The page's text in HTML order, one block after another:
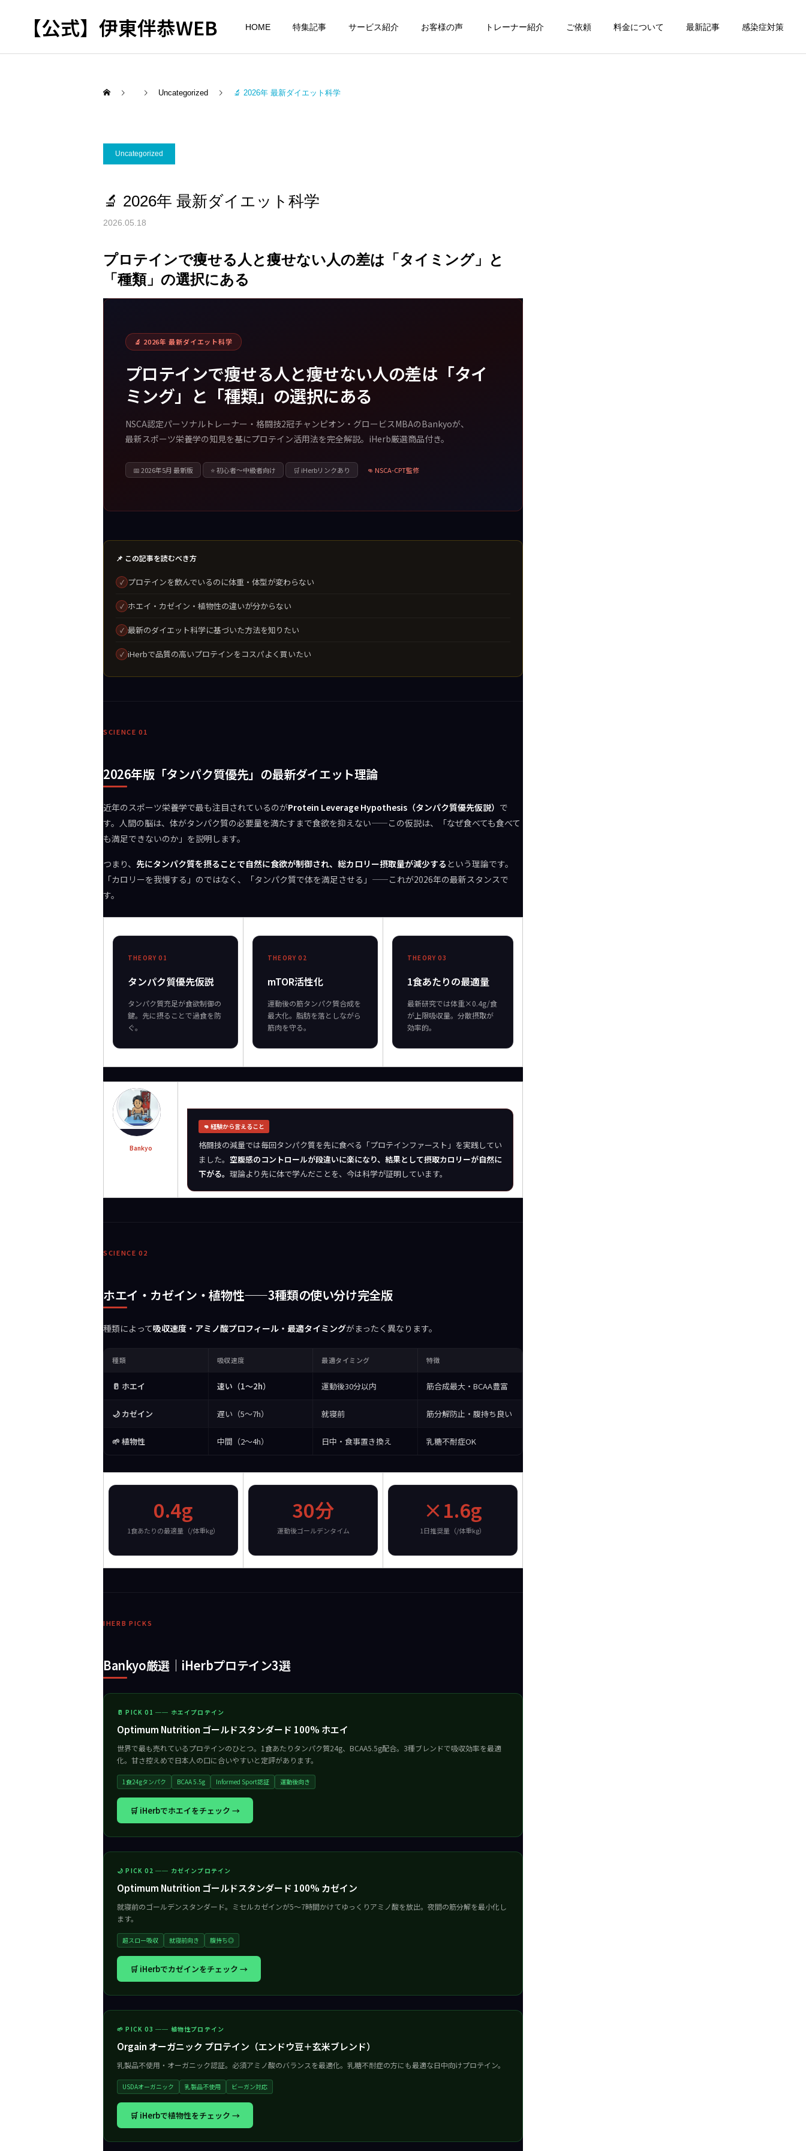
【公式】伊東伴恭WEB HOME 特集記事 サービス紹介 お客様の声 トレーナー紹介 ご依頼 料金について 最新記事 感染症対策
出張 講演 セミナー
パーソナルトレーニ
痩せますか？｜元日本王者
び方｜失敗しない7つの確
Uncategorized 🔬 2026年 最新ダイエット科学
Uncategorized
🔬 2026年 最新ダイエット科学
2026.05.18
プロテインで痩せる人と痩せない人の差は「タイミング」と
「種類」の選択にある
🔬 2026年 最新ダイエット科学
プロテインで痩せる人と痩せない人の差は「タイ
ミング」と「種類」の選択にある
NSCA認定パーソナルトレーナー・格闘技2冠チャンピオン・グロービスMBAのBankyoが、
最新スポーツ栄養学の知見を基にプロテイン活用法を完全解説。iHerb厳選商品付き。
📅 2026年5月 最新版 ⭐ 初心者〜中級者向け 🛒 iHerbリンクあり 👊 NSCA-CPT監修
📌 この記事を読むべき方
✓ プロテインを飲んでいるのに体重・体型が変わらない
✓ ホエイ・カゼイン・植物性の違いが分からない
✓ 最新のダイエット科学に基づいた方法を知りたい
✓ iHerbで品質の高いプロテインをコスパよく買いたい
SCIENCE 01
2026年版「タンパク質優先」の最新ダイエット理論
近年のスポーツ栄養学で最も注目されているのがProtein Leverage Hypothesis（タンパク質優先仮説） で
す。人間の脳は、体がタンパク質の必要量を満たすまで食欲を抑えない——この仮説は、「なぜ食べても食べて
も満足できないのか」を説明します。
つまり、 先にタンパク質を摂ることで自然に食欲が制御され、総カロリー摂取量が減少する という理論です。
「カロリーを我慢する」のではなく、「タンパク質で体を満足させる」——これが2026年の最新スタンスで
す。
THEORY 01
タンパク質優先仮説
タンパク質充足が食欲制御の
鍵。先に摂ることで過食を防
ぐ。
THEORY 02
mTOR活性化
運動後の筋タンパク質合成を
最大化。脂肪を落としながら
筋肉を守る。
THEORY 03
1食あたりの最適量
最新研究では体重×0.4g/食
が上限吸収量。分散摂取が
効率的。
Bankyo
👊 経験から言えること
格闘技の減量では毎回タンパク質を先に食べる「プロテインファースト」を実践してい
ました。 空腹感のコントロールが段違いに楽になり、結果として摂取カロリーが自然に
下がる。 理論より先に体で学んだことを、今は科学が証明しています。
SCIENCE 02
ホエイ・カゼイン・植物性——3種類の使い分け完全版
種類によって吸収速度・アミノ酸プロフィール・最適タイミングがまったく異なります。
種類 吸収速度 最適タイミング 特徴
🥛 ホエイ 速い（1〜2h） 運動後30分以内 筋合成最大・BCAA豊富
🌙 カゼイン 遅い（5〜7h） 就寝前 筋分解防止・腹持ち良い
🌱 植物性 中間（2〜4h） 日中・食事置き換え 乳糖不耐症OK
0.4g
1食あたりの最適量（/体重kg）
30分
運動後ゴールデンタイム
×1.6g
1日推奨量（/体重kg）
IHERB PICKS
Bankyo厳選｜iHerbプロテイン3選
🥛 PICK 01 ── ホエイプロテイン
Optimum Nutrition ゴールドスタンダード 100% ホエイ
世界で最も売れているプロテインのひとつ。1食あたりタンパク質24g、BCAA5.5g配合。3種ブレンドで吸収効率を最適
化。甘さ控えめで日本人の口に合いやすいと定評があります。
1食24gタンパク BCAA 5.5g Informed Sport認証 運動後向き
🛒 iHerbでホエイをチェック →
🌙 PICK 02 ── カゼインプロテイン
Optimum Nutrition ゴールドスタンダード 100% カゼイン
就寝前のゴールデンスタンダード。ミセルカゼインが5〜7時間かけてゆっくりアミノ酸を放出。夜間の筋分解を最小化し
ます。
超スロー吸収 就寝前向き 腹持ち◎
🛒 iHerbでカゼインをチェック →
🌱 PICK 03 ── 植物性プロテイン
Orgain オーガニック プロテイン（エンドウ豆＋玄米ブレンド）
乳製品不使用・オーガニック認証。必須アミノ酸のバランスを最適化。乳糖不耐症の方にも最適な日中向けプロテイン。
USDAオーガニック 乳製品不使用 ビーガン対応
🛒 iHerbで植物性をチェック →